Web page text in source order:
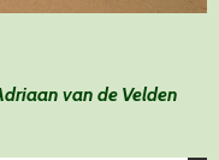
van de Velden